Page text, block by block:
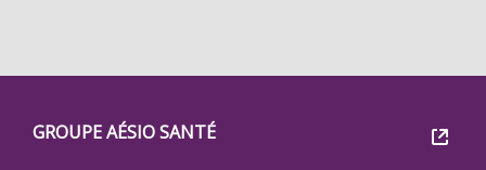
Groupe
GROUPE AÉSIO SANTÉ